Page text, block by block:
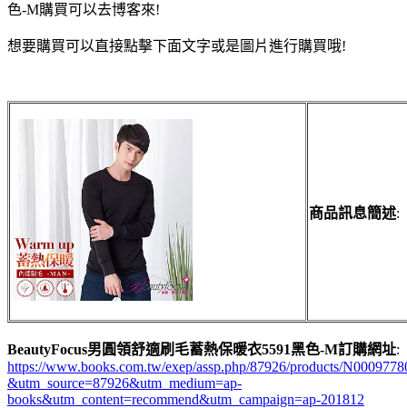
色-M購買可以去博客來!
想要購買可以直接點擊下面文字或是圖片進行購買哦!
商品訊息簡述:
BeautyFocus男圓領舒適刷毛蓄熱保暖衣5591黑色-M訂購網址:
https://www.books.com.tw/exep/assp.php/87926/products/
&utm_source=87926&utm_medium=ap-
books&utm_content=recommend&utm_campaign=ap-201812